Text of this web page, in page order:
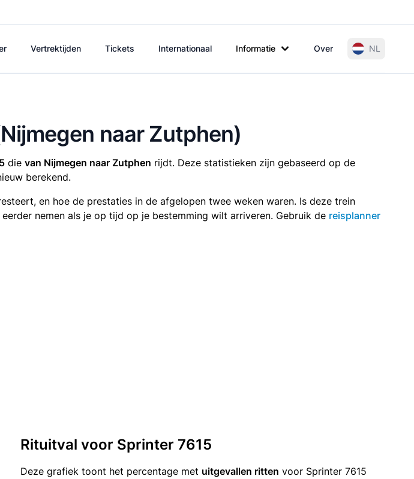
Vertrektijden Tickets Internationaal Informatie Over NL
naar Zutphen)
die van Nijmegen naar Zutphen rijdt. Deze statistieken zijn gebaseerd op de
berekend.
en hoe de prestaties in de afgelopen twee weken waren. Is deze trein
nemen als je op tijd op je bestemming wilt arriveren. Gebruik de reisplanner
Rituitval voor Sprinter 7615
Deze grafiek toont het percentage met uitgevallen ritten voor Sprinter 7615